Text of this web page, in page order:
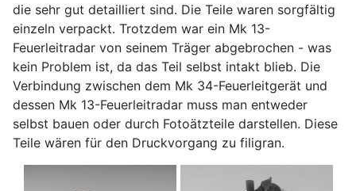
die sehr gut detailliert sind. Die Teile waren sorgfältig
einzeln verpackt. Trotzdem war ein Mk 13-
Feuerleitradar von seinem Träger abgebrochen - was
kein Problem ist, da das Teil selbst intakt blieb. Die
Verbindung zwischen dem Mk 34-Feuerleitgerät und
dessen Mk 13-Feuerleitradar muss man entweder
selbst bauen oder durch Fotoätzteile darstellen. Diese
Teile wären für den Druckvorgang zu filigran.